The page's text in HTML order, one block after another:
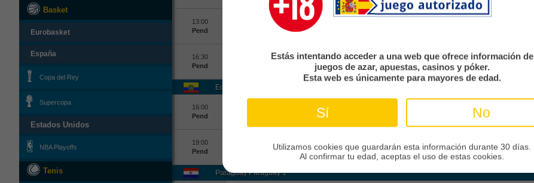
Basket
Eurobasket
España
Copa del Rey
Supercopa
Estados Unidos
NBA Playoffs
Tenis
13:00
Pend
Defensor Sporting
Montevideo Wanderers
16:30
Pend
Nacional
Ecuador Ecuador 1
16:00
Pend
Delfin
19:00
Pend
Paraguay Paraguay 1
Estás intentando acceder a una web que ofrece información de
juegos de azar, apuestas, casinos y póker.
Esta web es únicamente para mayores de edad.
Sí No
Utilizamos cookies que guardarán esta información durante 30 días.
Al confirmar tu edad, aceptas el uso de estas cookies.